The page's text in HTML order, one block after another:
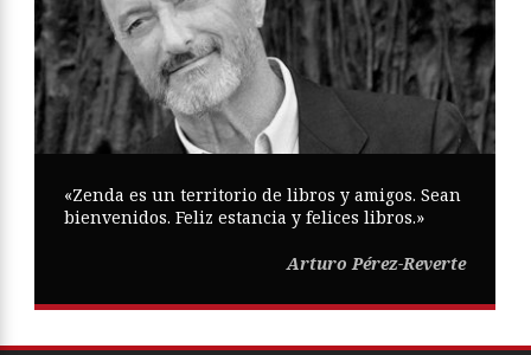
«Zenda es un territorio de libros y amigos. Sean
bienvenidos. Feliz estancia y felices libros.»
Arturo Pérez-Reverte